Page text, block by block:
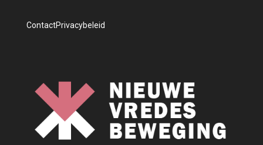
ContactPrivacybeleid